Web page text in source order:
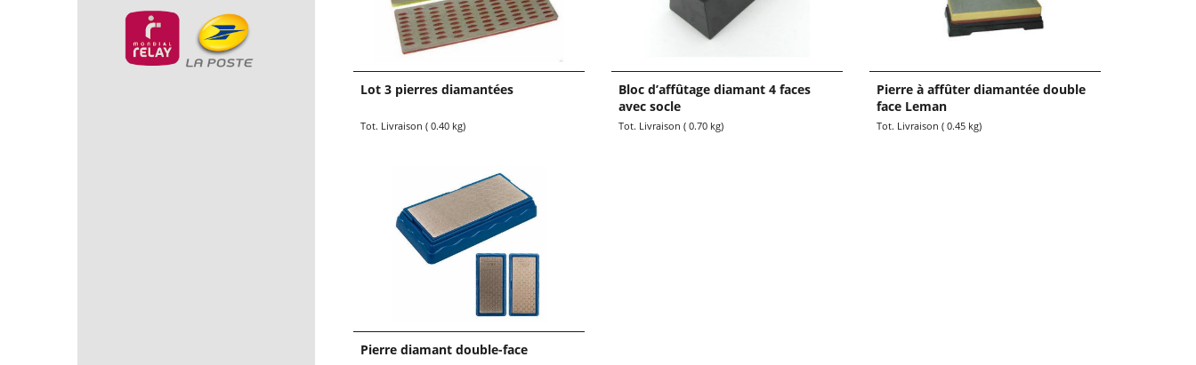
Lot 3 pierres diamantées
€13.90 TTC
Bloc d’affûtage diamant 4 faces
avec socle
€22.90 TTC
Pierre à affûter diamantée double
face Leman
€ 59.00 €44.25 TTC
Pierre diamant double-face